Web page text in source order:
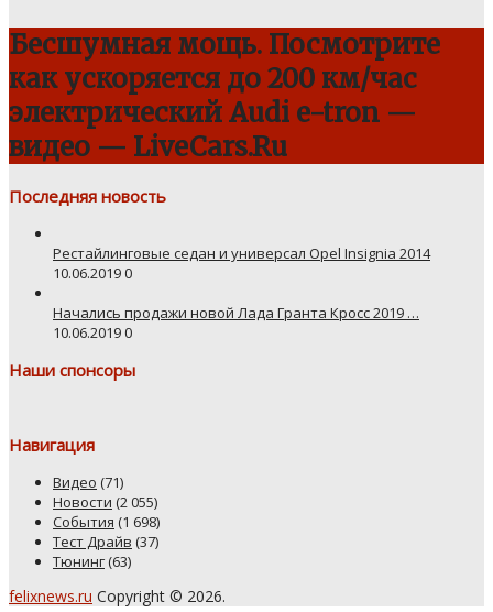
Бесшумная мощь. Посмотрите
как ускоряется до 200 км/час
электрический Audi e-tron —
видео — LiveCars.Ru
Последняя новость
Рестайлинговые седан и универсал Opel Insignia 2014
10.06.20190
Начались продажи новой Лада Гранта Кросс 2019 …
10.06.20190
Наши спонсоры
Навигация
Видео (71)
Новости (2 055)
События (1 698)
Тест Драйв (37)
Тюнинг (63)
felixnews.ru Copyright © 2026.